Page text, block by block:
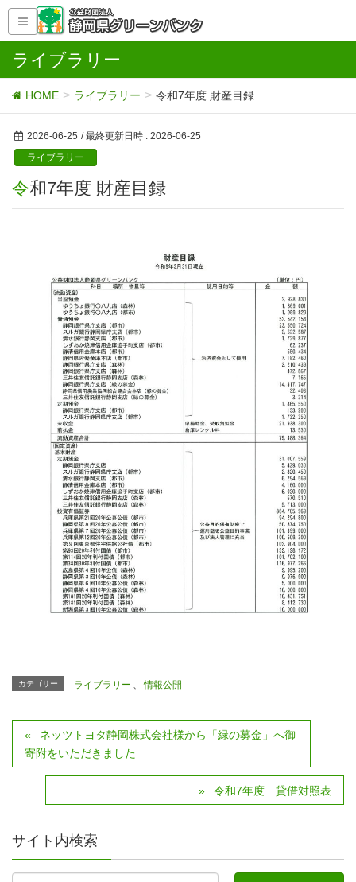
ライブラリー
HOME ライブラリー 令和7年度 財産目録
2026-06-25 / 最終更新日時 : 2026-06-25
ライブラリー
令和7年度 財産目録
カテゴリー ライブラリー 、 情報公開
ネッツトヨタ静岡株式会社様から「緑の募金」へ御
寄附をいただきました
令和7年度 貸借対照表
サイト内検索